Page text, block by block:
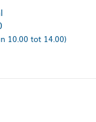
10.00 tot 14.00)